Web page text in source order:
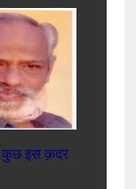
कुछ इस क़दर